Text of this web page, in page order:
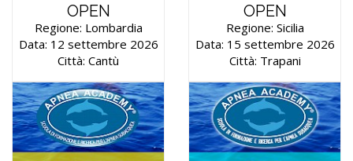
OPEN
Regione: Lombardia
Data: 12 settembre 2026
Città: Cantù
OPEN
Regione: Sicilia
Data: 15 settembre 2026
Città: Trapani